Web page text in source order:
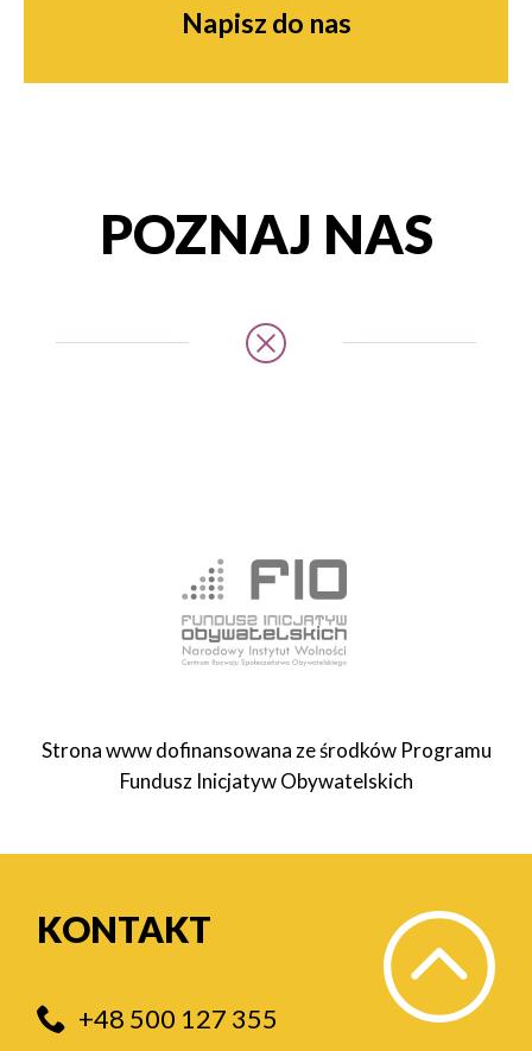
Napisz do nas
POZNAJ NAS
Strona www dofinansowana ze środków Programu
Fundusz Inicjatyw Obywatelskich
KONTAKT
+48 500 127 355